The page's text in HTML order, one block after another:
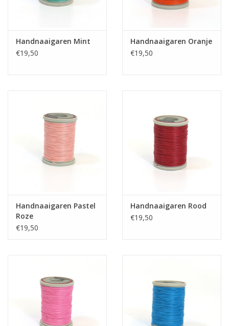
Handnaaigaren Mint
€19,50
Handnaaigaren Oranje
€19,50
Handnaaigaren Pastel
Roze
€19,50
Handnaaigaren Rood
€19,50